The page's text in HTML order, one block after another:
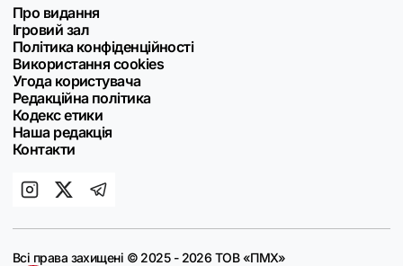
Про видання
Ігровий зал
Політика конфіденційності
Використання cookies
Угода користувача
Редакційна політика
Кодекс етики
Наша редакція
Контакти
Всі права захищені © 2025 - 2026 ТОВ «ПМХ»